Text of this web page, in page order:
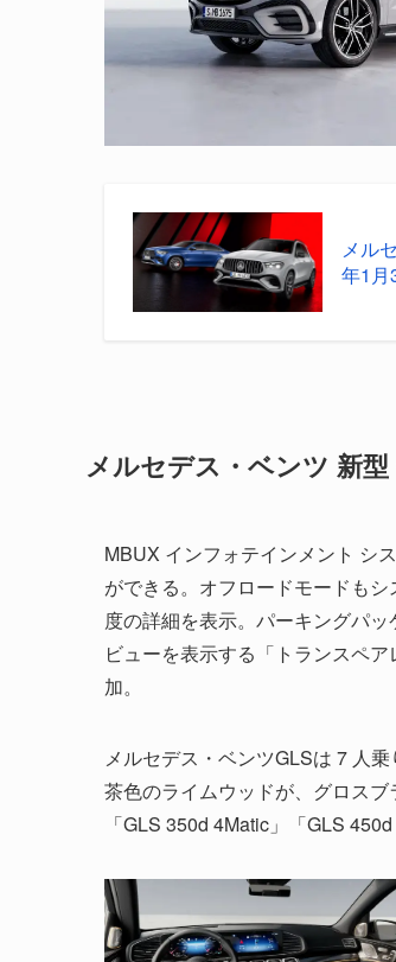
メル
年1月
メルセデス・ベンツ 新
MBUX インフォテインメント シ
ができる。オフロードモードも
度の詳細を表示。パーキングパ
ビューを表示する「トランスペ
加。
メルセデス・ベンツGLSは 7 人
茶色のライムウッドが、グロス
「GLS 350d 4Matic」「GLS 450d